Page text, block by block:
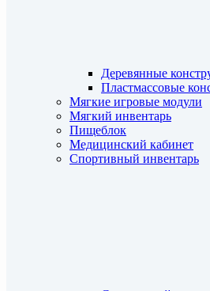
Деревянные
Пластмассовые
Мягкие игровые модули
Мягкий инвентарь
Пищеблок
Медицинский кабинет
Спортивный инвентарь